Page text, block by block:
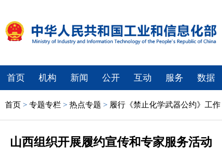
首页 机构 新闻 公开 互动 服务 数据
首页 > 专题专栏 > 热点专题 > 履行《禁止化学武器公约》工作
山西组织开展履约宣传和专家服务活动